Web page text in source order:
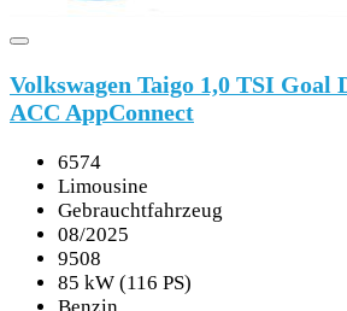
Volkswagen Taigo 1,0 TSI Goal
ACC AppConnect
6574
Limousine
Gebrauchtfahrzeug
08/2025
9508
85 kW (116 PS)